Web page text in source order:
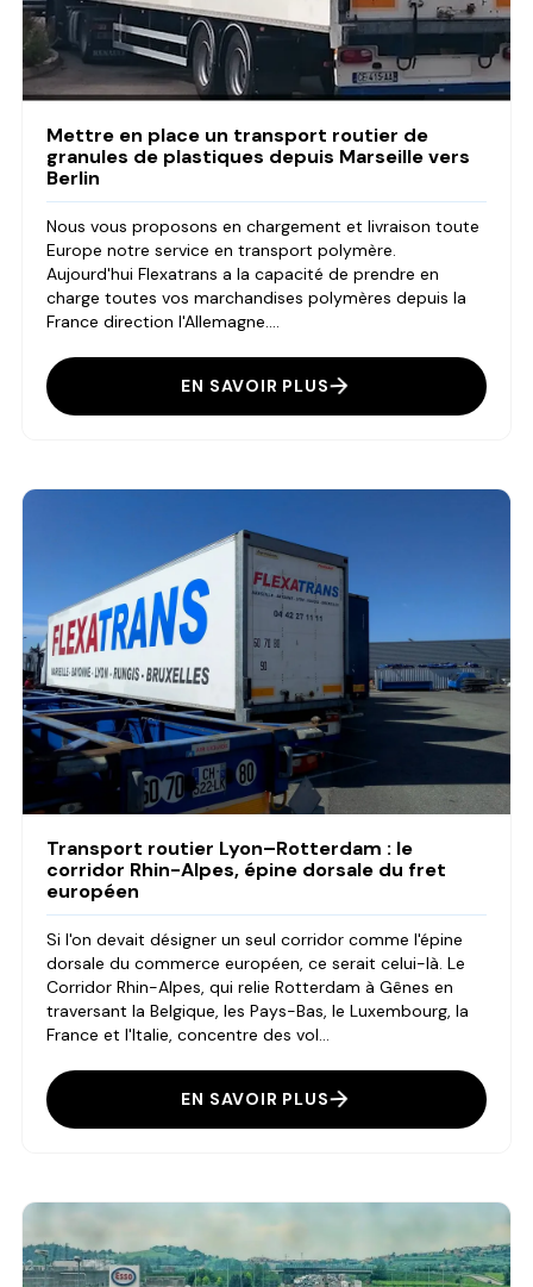
Mettre en place un transport routier de
granules de plastiques depuis Marseille vers
Berlin
Nous vous proposons en chargement et livraison toute
Europe notre service en transport polymère.
Aujourd'hui Flexatrans a la capacité de prendre en
charge toutes vos marchandises polymères depuis la
France direction l'Allemagne....
EN SAVOIR PLUS
Transport routier Lyon–Rotterdam : le
corridor Rhin-Alpes, épine dorsale du fret
européen
Si l'on devait désigner un seul corridor comme l'épine
dorsale du commerce européen, ce serait celui-là. Le
Corridor Rhin-Alpes, qui relie Rotterdam à Gênes en
traversant la Belgique, les Pays-Bas, le Luxembourg, la
France et l'Italie, concentre des vol...
EN SAVOIR PLUS